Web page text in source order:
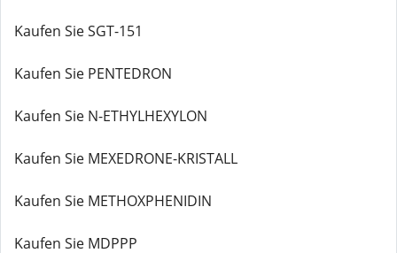
Kaufen Sie SGT-151
Kaufen Sie PENTEDRON
Kaufen Sie N-ETHYLHEXYLON
Kaufen Sie MEXEDRONE-KRISTALL
Kaufen Sie METHOXPHENIDIN
Kaufen Sie MDPPP